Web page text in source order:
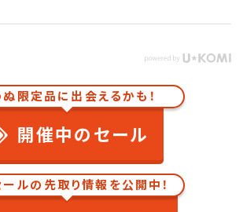
限定品に出会えるかも！
開催中のセール
ルの先取り情報を公開中！